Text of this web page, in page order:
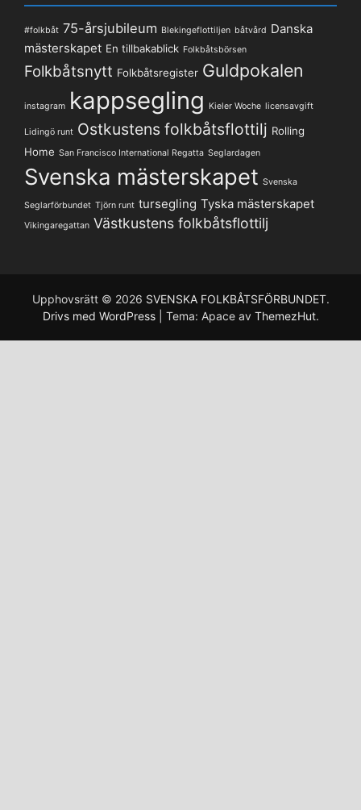
#folkbåt 75-årsjubileum Blekingeflottiljen båtvård Danska
mästerskapet En tillbakablick Folkbåtsbörsen
Folkbåtsnytt Folkbåtsregister Guldpokalen
instagram kappsegling Kieler Woche licensavgift
Lidingö runt Ostkustens folkbåtsflottilj Rolling
Home San Francisco International Regatta Seglardagen
Svenska mästerskapet Svenska
Seglarförbundet Tjörn runt tursegling Tyska mästerskapet
Vikingaregattan Västkustens folkbåtsflottilj
Upphovsrätt © 2026 SVENSKA FOLKBÅTSFÖRBUNDET.
Drivs med WordPress
Tema: Apace av ThemezHut.